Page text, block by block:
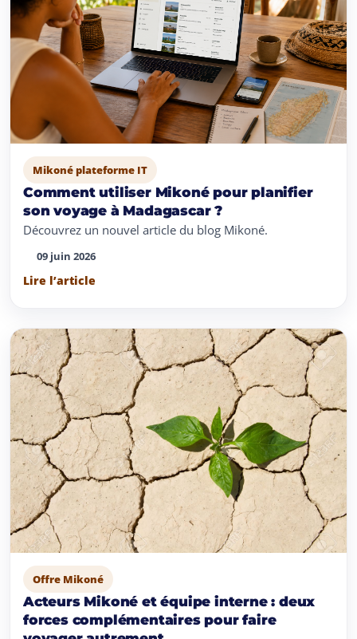
Mikoné plateforme IT
Comment utiliser Mikoné pour planifier
son voyage à Madagascar ?
Découvrez un nouvel article du blog Mikoné.
09 juin 2026
Lire l’article
Offre Mikoné
Acteurs Mikoné et équipe interne : deux
forces complémentaires pour faire